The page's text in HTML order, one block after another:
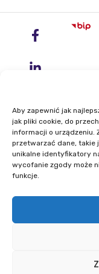
Aby zapewnić jak
jak pliki cookie, do
informacji o urządzeniu.
przetwarzać dane, takie
unikalne identyfikatory
wycofanie zgody może
funkcje.
Telefon: +48 22
E-mail:
Plan